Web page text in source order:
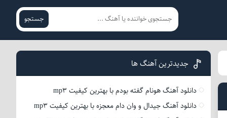
جستجو
جدیدترین آهنگ ها
دانلود آهنگ هونام گفته بودم با بهترین کیفیت mp3
دانلود آهنگ جیدال و وان دام معجزه با بهترین کیفیت mp3